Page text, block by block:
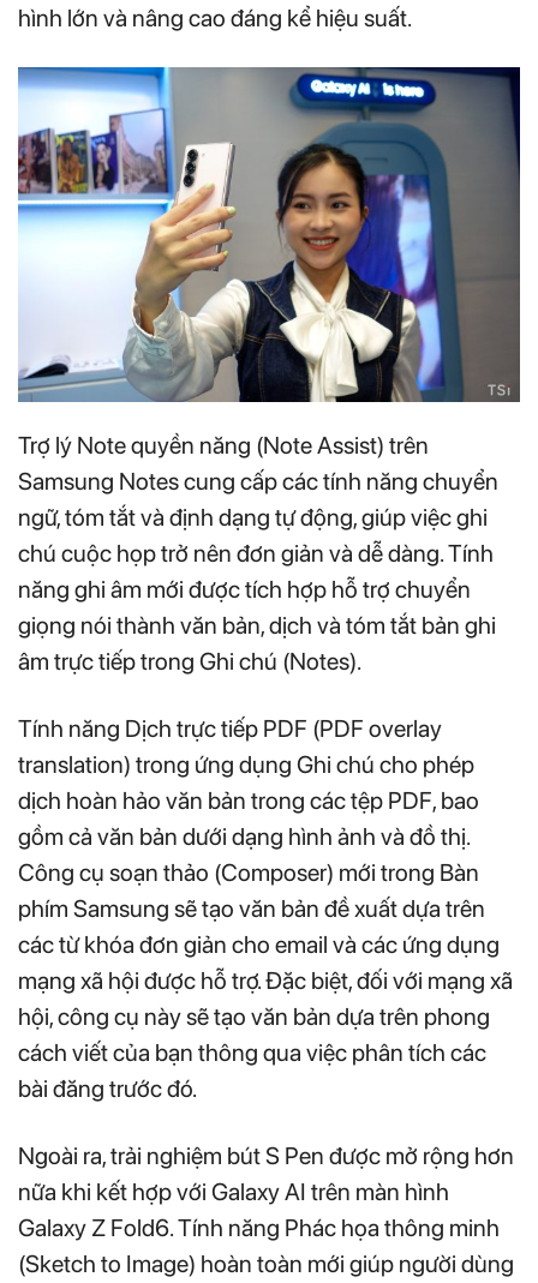
hình lớn và nâng cao đáng kể hiệu suất.
Trợ lý Note quyền năng (Note Assist) trên
Samsung Notes cung cấp các tính năng chuyển
ngữ, tóm tắt và định dạng tự động, giúp việc ghi
chú cuộc họp trở nên đơn giản và dễ dàng. Tính
năng ghi âm mới được tích hợp hỗ trợ chuyển
giọng nói thành văn bản, dịch và tóm tắt bản ghi
âm trực tiếp trong Ghi chú (Notes).
Tính năng Dịch trực tiếp PDF (PDF overlay
translation) trong ứng dụng Ghi chú cho phép
dịch hoàn hảo văn bản trong các tệp PDF, bao
gồm cả văn bản dưới dạng hình ảnh và đồ thị.
Công cụ soạn thảo (Composer) mới trong Bàn
phím Samsung sẽ tạo văn bản đề xuất dựa trên
các từ khóa đơn giản cho email và các ứng dụng
mạng xã hội được hỗ trợ. Đặc biệt, đối với mạng xã
hội, công cụ này sẽ tạo văn bản dựa trên phong
cách viết của bạn thông qua việc phân tích các
bài đăng trước đó.
Ngoài ra, trải nghiệm bút S Pen được mở rộng hơn
nữa khi kết hợp với Galaxy AI trên màn hình
Galaxy Z Fold6. Tính năng Phác họa thông minh
(Sketch to Image) hoàn toàn mới giúp người dùng